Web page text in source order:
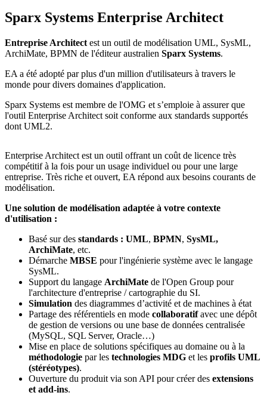
Sparx Systems Enterprise Architect
Entreprise Architect est un outil de modélisation UML, SysML,
ArchiMate, BPMN de l'éditeur australien Sparx Systems.
EA a été adopté par plus d'un million d'utilisateurs à travers le
monde pour divers domaines d'application.
Sparx Systems est membre de l'OMG et s’emploie à assurer que
l'outil Enterprise Architect soit conforme aux standards supportés
dont UML2.
Enterprise Architect est un outil offrant un coût de licence très
compétitif à la fois pour un usage individuel ou pour une large
entreprise. Très riche et ouvert, EA répond aux besoins courants de
modélisation.
Une solution de modélisation adaptée à votre contexte
d'utilisation :
Basé sur des standards : UML, BPMN, SysML,
ArchiMate, etc.
Démarche MBSE pour l'ingénierie système avec le langage
SysML.
Support du langage ArchiMate de l'Open Group pour
l'architecture d'entreprise / cartographie du SI.
Simulation des diagrammes d’activité et de machines à état
Partage des référentiels en mode collaboratifavec une dépôt
de gestion de versions ou une base de données centralisée
(MySQL, SQL Server, Oracle…)
Mise en place de solutions spécifiques au domaine ou à la
méthodologie par les technologies MDG et les profils UML
(stéréotypes).
Ouverture du produit via son API pour créer des extensions
et add-ins.